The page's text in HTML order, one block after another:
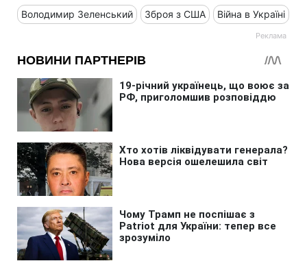
Володимир Зеленський Зброя з США Війна в Україні